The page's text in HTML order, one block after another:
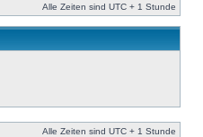
Alle Zeiten sind UTC + 1 Stunde
Alle Zeiten sind UTC + 1 Stunde